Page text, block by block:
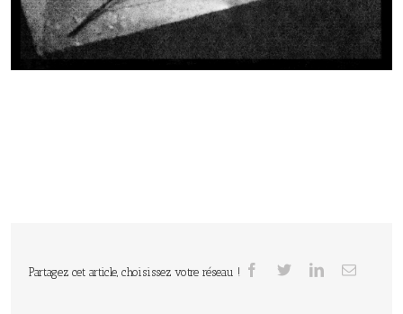
Partagez cet article, choisissez votre réseau !